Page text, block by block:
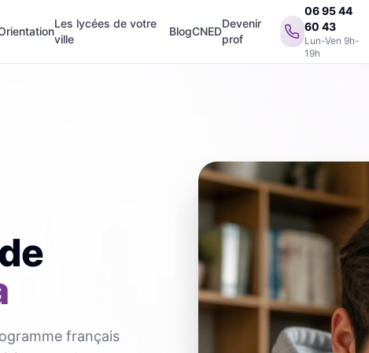
Les lycées de votre
ville
BlogCNED
Devenir
prof
06 95 44
60 43
Lun-Ven 9h-
19h
français